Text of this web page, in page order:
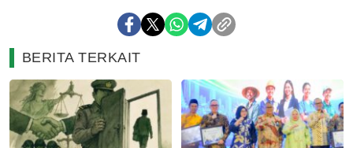
BERITA TERKAIT